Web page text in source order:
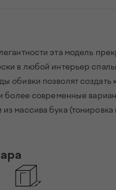
эта модель
в любой интерьер
обивки позволят создать
более современные
массива бука